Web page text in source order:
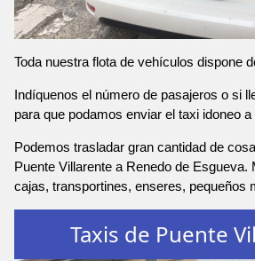
Toda nuestra flota de vehículos dispone
Indíquenos el número de pasajeros o si
para que podamos enviar el taxi idoneo
Podemos trasladar gran cantidad de
Puente Villarente a Renedo de Esgueva.
cajas, transportines, enseres, pequeños
Taxis de Puente